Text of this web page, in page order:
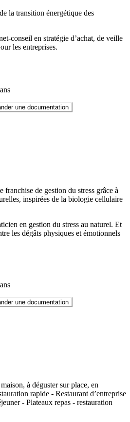
la transition énergétique des
conseil en stratégie d’achat, de veille
les entreprises.
une documentation
franchise de gestion du stress grâce à
inspirées de la biologie cellulaire
en gestion du stress au naturel. Et
les dégâts physiques et émotionnels
une documentation
à déguster sur place, en
rapide - Restaurant d’entreprise
- Plateaux repas - restauration